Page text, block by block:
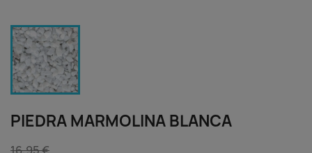
PIEDRA MARMOLINA BLANCA